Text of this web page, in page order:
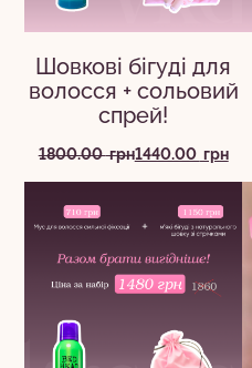
Шовкові бігуді для
волосся + сольовий
спрей!
1800.00грнОригінальна
грн.
1440.00 грн
Поточна
грн.